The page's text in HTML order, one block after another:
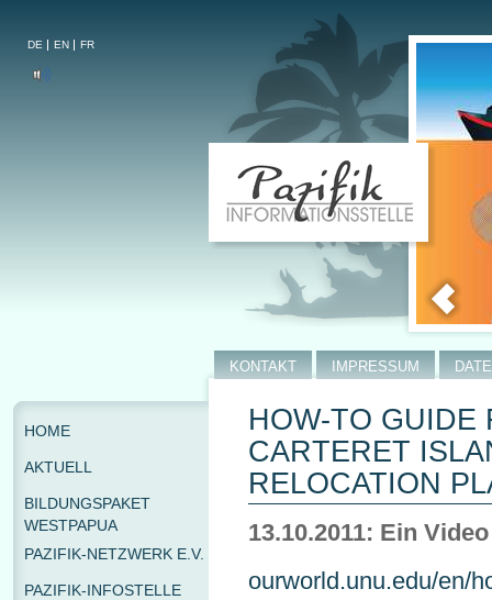
DE EN FR
HOW-TO GUIDE
CARTERET
RELOCATION
13.10.2011: Ein
ourworld.unu.edu/en/
KONTAKT IMPRESSUM
HOME
AKTUELL
BILDUNGSPAKET
WESTPAPUA
PAZIFIK-NETZWERK E.V.
PAZIFIK-INFOSTELLE